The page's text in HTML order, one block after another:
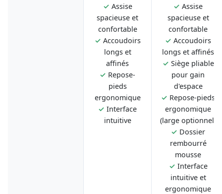
✓ Assise
spacieuse et
confortable
✓ Accoudoirs
longs et
affinés
✓ Repose-
pieds
ergonomique
✓ Interface
intuitive
✓ Assise
spacieuse et
confortable
✓ Accoudoirs
longs et affinés
✓ Siège pliable
pour gain
d'espace
✓ Repose-pieds
ergonomique
(large optionnel)
✓ Dossier
rembourré
mousse
✓ Interface
intuitive et
ergonomique